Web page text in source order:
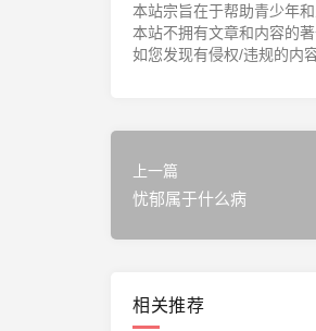
本站宗旨在于帮助青少年
本站不拥有文章和内容的
如您发现有侵权/违规的内
上一篇
忧郁属于什么病
相关推荐